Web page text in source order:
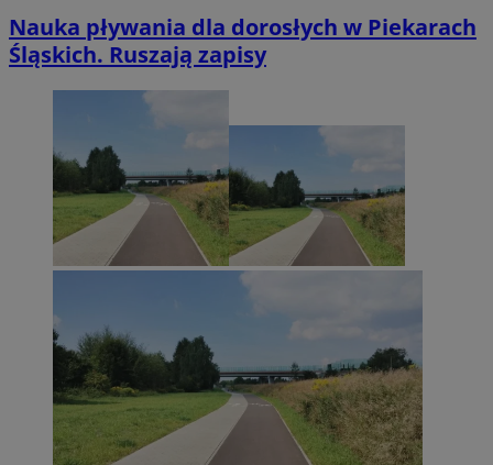
Nauka pływania dla dorosłych w Piekarach
Śląskich. Ruszają zapisy